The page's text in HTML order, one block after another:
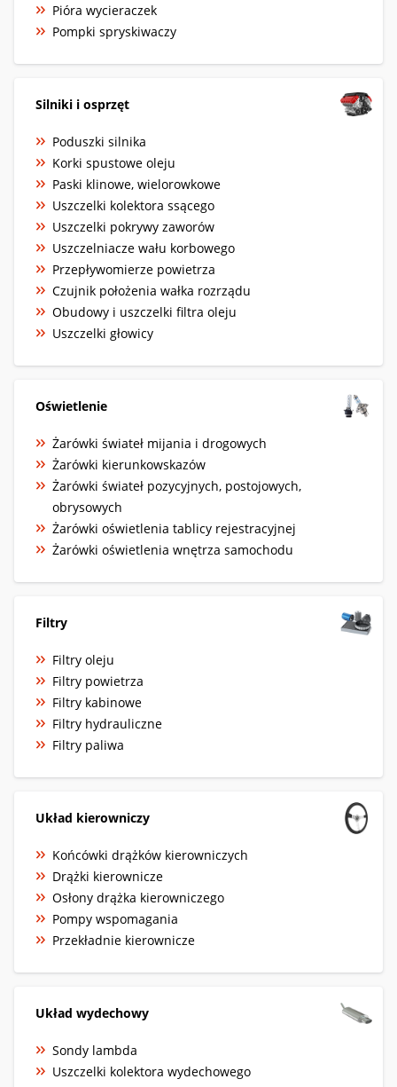
Pióra wycieraczek
Pompki spryskiwaczy
Silniki i osprzęt
Poduszki silnika
Korki spustowe oleju
Paski klinowe, wielorowkowe
Uszczelki kolektora ssącego
Uszczelki pokrywy zaworów
Uszczelniacze wału korbowego
Przepływomierze powietrza
Czujnik położenia wałka rozrządu
Obudowy i uszczelki filtra oleju
Uszczelki głowicy
Oświetlenie
Żarówki świateł mijania i drogowych
Żarówki kierunkowskazów
Żarówki świateł pozycyjnych, postojowych,
obrysowych
Żarówki oświetlenia tablicy rejestracyjnej
Żarówki oświetlenia wnętrza samochodu
Filtry
Filtry oleju
Filtry powietrza
Filtry kabinowe
Filtry hydrauliczne
Filtry paliwa
Układ kierowniczy
Końcówki drążków kierowniczych
Drążki kierownicze
Osłony drążka kierowniczego
Pompy wspomagania
Przekładnie kierownicze
Układ wydechowy
Sondy lambda
Uszczelki kolektora wydechowego